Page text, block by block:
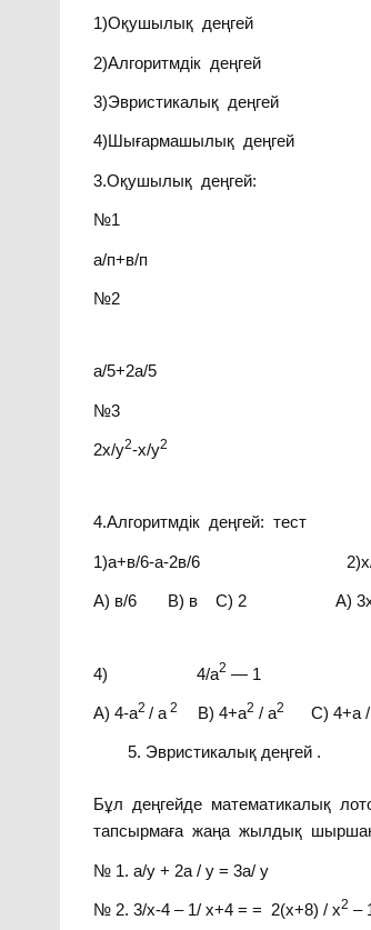
1)Оқушылық деңгей
2)Алгоритмдік деңгей
3)Эвристикалық деңгей
4)Шығармашылық деңгей
3.Оқушылық деңгей:
№1
а/п+в/п 13/
№2
а/5+2а/5
№3
2х/у2-х/у
4.Алгоритмдік деңгей: тест
1)а+в/6-а-2в/6
А) в/6 В) в С) 2 А)
4) 4/а2 — 1
А) 4-а2 / а 2 В) 4+а2 / а2 С)
Эвристикалық деңгей .
Бұл деңгейде математикалық
тапсырмаға жаңа жылдық
№ 1. а/у + 2а / у = 3а/ у
№ 2. 3/х-4 – 1/ х+4 = = 2(х+8) / х2 –